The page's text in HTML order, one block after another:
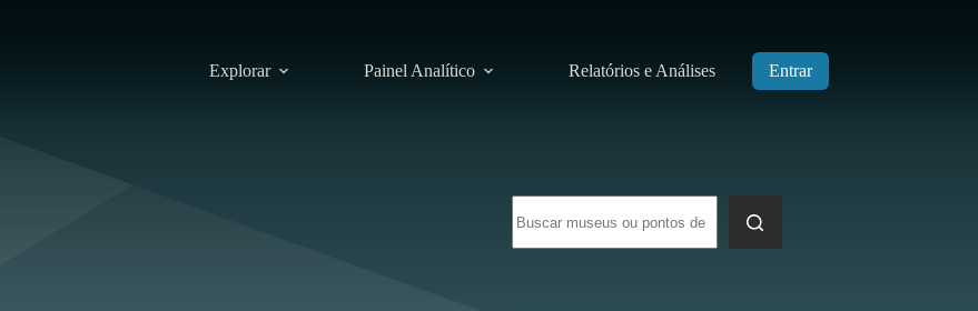
Explorar Painel Analítico Relatórios e Análises Entrar
resultados